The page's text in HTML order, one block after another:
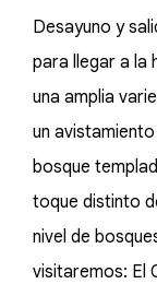
Desayuno y
para llegar a la
una amplia
un
bosque
toque distinto
nivel de
visitaremos: El